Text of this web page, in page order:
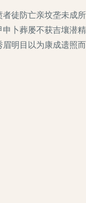
防亡亲坟垄未成
卜葬屡不获吉壤潜
明目以为康成遗照